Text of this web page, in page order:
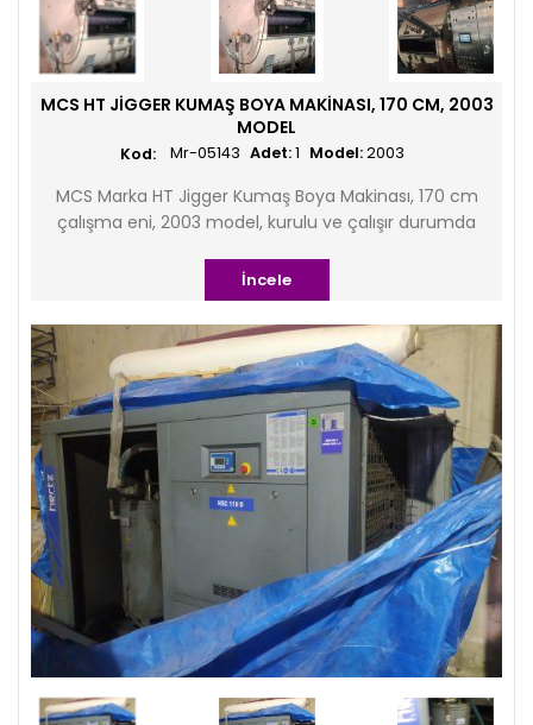
MCS HT JIGGER KUMAŞ BOYA MAKINASI, 170 CM, 2003
MODEL
Adet:1 Model:2003
Mr-05143
MCS Marka HT Jigger Kumaş Boya Makinası, 170 cm
çalışma eni, 2003 model, kurulu ve çalışır durumda
İncele